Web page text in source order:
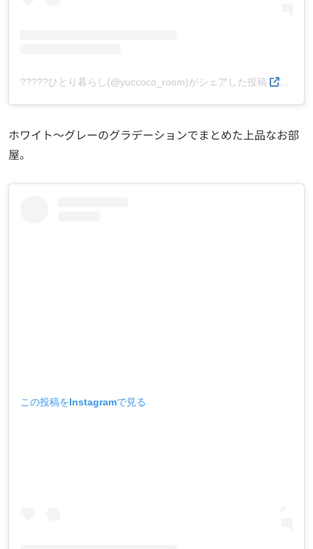
?????ひとり暮らし(@yuccoco_room)がシェアした投稿
ホワイト～グレーのグラデーションでまとめた上品なお部
屋。
この投稿をInstagramで見る